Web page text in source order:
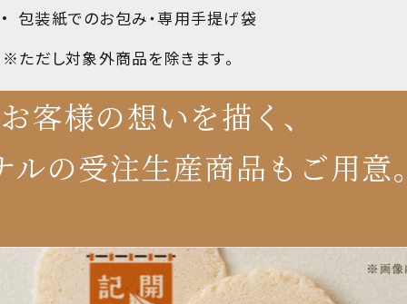
包装紙でのお包み・専用手提げ袋
※ただし対象外商品を除きます。
お客様の想いを描く、
ルの受注生産商品もご用意